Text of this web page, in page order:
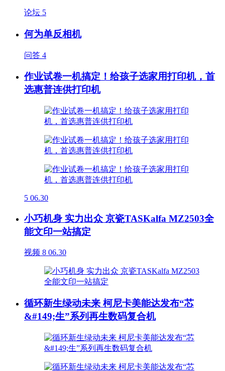
论坛 5
何为单反相机
问答 4
作业试卷一机搞定！给孩子选家用打印机，首
选惠普连供打印机
5 06.30
小巧机身 实力出众 京瓷TASKalfa MZ2503全
能文印一站搞定
视频 8 06.30
循环新生绿动未来 柯尼卡美能达发布“芯
&#149;生”系列再生数码复合机